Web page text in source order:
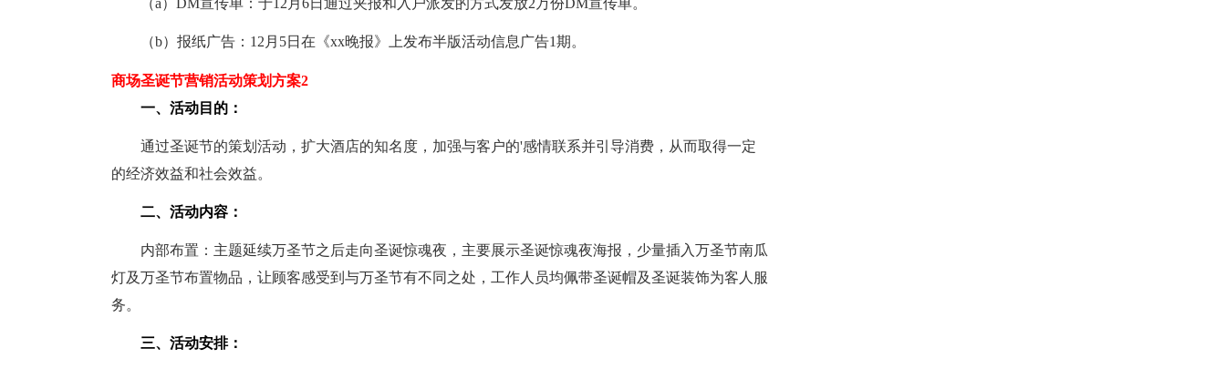
（a）DM宣传单：于12月6日通过夹报和入户派发的方式发放2万份DM宣传单。
（b）报纸广告：12月5日在《xx晚报》上发布半版活动信息广告1期。
商场圣诞节营销活动策划方案2
一、活动目的：
通过圣诞节的策划活动，扩大酒店的知名度，加强与客户的'感情联系并引导消费，从而取得一定
的经济效益和社会效益。
二、活动内容：
内部布置：主题延续万圣节之后走向圣诞惊魂夜，主要展示圣诞惊魂夜海报，少量插入万圣节南瓜
灯及万圣节布置物品，让顾客感受到与万圣节有不同之处，工作人员均佩带圣诞帽及圣诞装饰为客人服
务。
三、活动安排：